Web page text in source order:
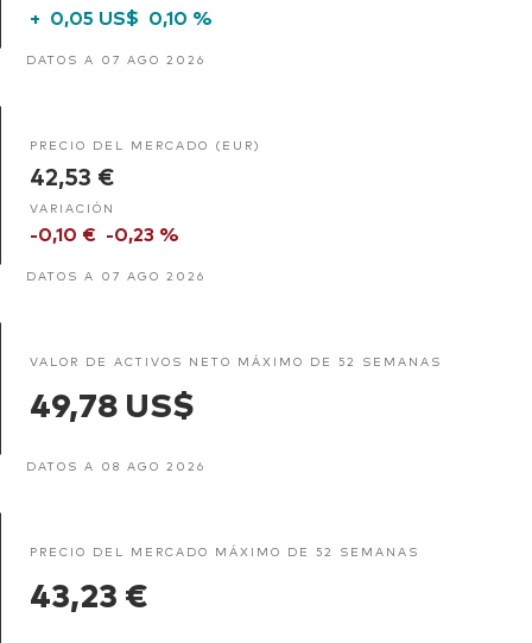
+ 0,05 US$ 0,10 %
DATOS A 07 AGO 2026
PRECIO DEL MERCADO (EUR)
42,53 €
VARIACIÓN
-0,10 € -0,23 %
DATOS A 07 AGO 2026
VALOR DE ACTIVOS NETO MÁXIMO DE 52 SEMANAS
49,78 US$
DATOS A 08 AGO 2026
PRECIO DEL MERCADO MÁXIMO DE 52 SEMANAS
43,23 €